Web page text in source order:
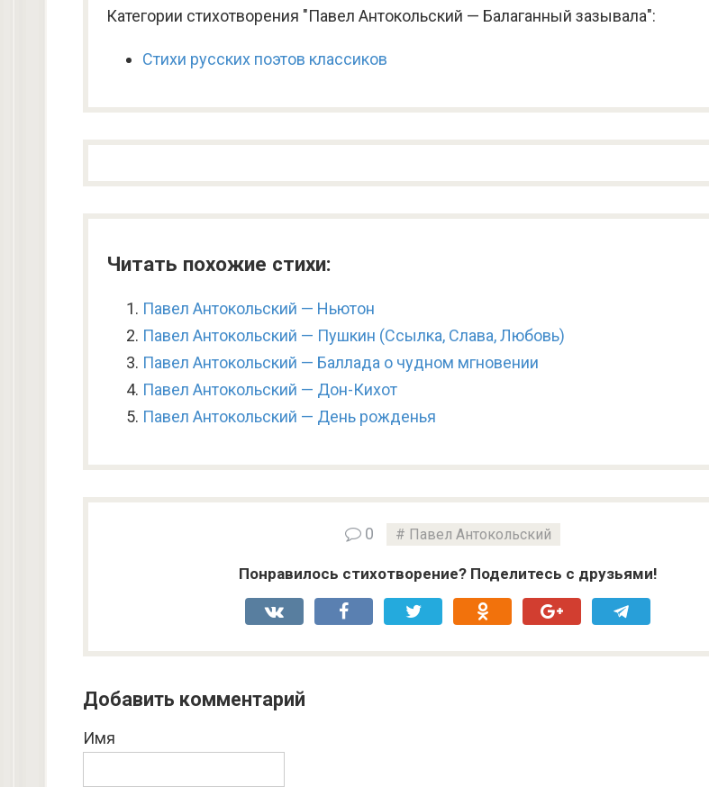
Категории стихотворения "Павел Антокольский — Балаганный зазывала":
Стихи русских поэтов классиков
Читать похожие стихи:
Павел Антокольский — Ньютон
Павел Антокольский — Пушкин (Ссылка, Слава, Любовь)
Павел Антокольский — Баллада о чудном мгновении
Павел Антокольский — Дон-Кихот
Павел Антокольский — День рожденья
0 Павел Антокольский
Понравилось стихотворение? Поделитесь с друзьями!
Добавить комментарий
Имя